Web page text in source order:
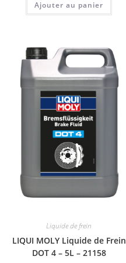
Ajouter au panier
Liquide de frein
LIQUI MOLY Liquide de Frein
DOT 4 – 5L – 21158